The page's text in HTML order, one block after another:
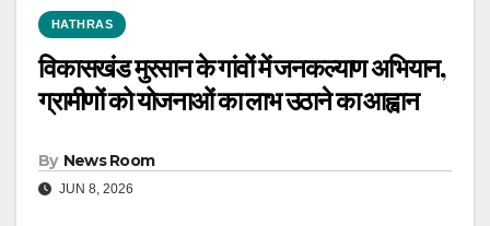
HATHRAS
विकासखंड मुरसान के गांवों में जनकल्याण अभियान,
ग्रामीणों को योजनाओं का लाभ उठाने का आह्वान
By News Room
JUN 8, 2026